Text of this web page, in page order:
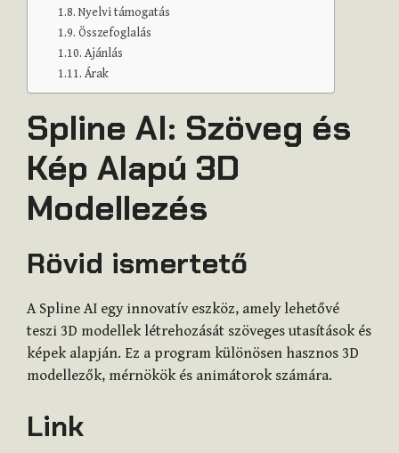
Nyelvi támogatás
Összefoglalás
Ajánlás
Árak
Spline AI: Szöveg és
Kép Alapú 3D
Modellezés
Rövid ismertető
A Spline AI egy innovatív eszköz, amely lehetővé
teszi 3D modellek létrehozását szöveges utasítások és
képek alapján. Ez a program különösen hasznos 3D
modellezők, mérnökök és animátorok számára.
Link